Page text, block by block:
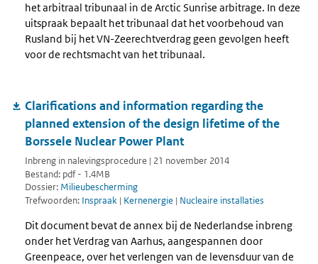
het arbitraal tribunaal in de Arctic Sunrise arbitrage. In deze
uitspraak bepaalt het tribunaal dat het voorbehoud van
Rusland bij het VN-Zeerechtverdrag geen gevolgen heeft
voor de rechtsmacht van het tribunaal.
Clarifications and information regarding the
planned extension of the design lifetime of the
Borssele Nuclear Power Plant
Inbreng in nalevingsprocedure | 21 november 2014
Bestand: pdf - 1.4MB
Dossier: Milieubescherming
Trefwoorden: Inspraak | Kernenergie | Nucleaire installaties
Dit document bevat de annex bij de Nederlandse inbreng
onder het Verdrag van Aarhus, aangespannen door
Greenpeace, over het verlengen van de levensduur van de